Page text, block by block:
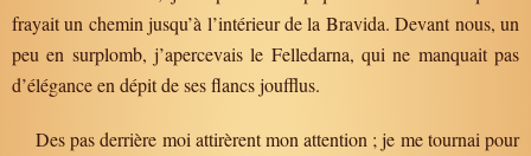
frayait un chemin jusqu’à l’intérieur de la Bravida. Devant nous, un
peu en surplomb, j’apercevais le Felledarna, qui ne manquait pas
d’élégance en dépit de ses flancs joufflus.
Des pas derrière moi attirèrent mon attention ; je me tournai pour